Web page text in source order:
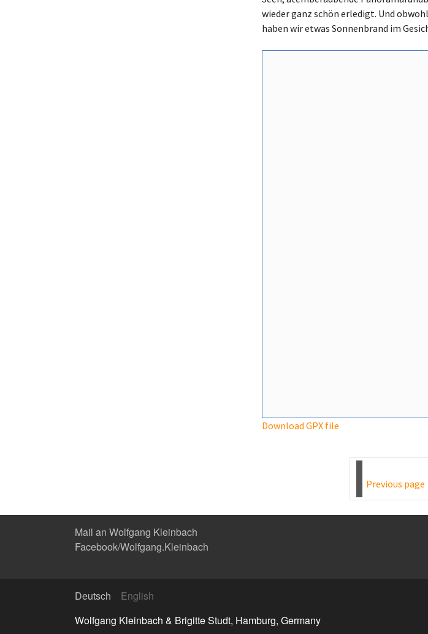
wieder ganz schön erledigt. Und
haben wir etwas Sonnenbrand im
Download GPX file
Previous page
Mail an Wolfgang Kleinbach
Facebook/Wolfgang.Kleinbach
Deutsch
English
Wolfgang Kleinbach & Brigitte Studt, Hamburg, Germany